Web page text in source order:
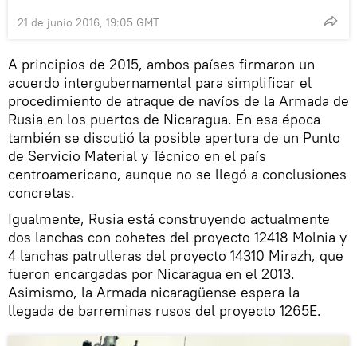
21 de junio 2016, 19:05 GMT
A principios de 2015, ambos países firmaron un
acuerdo intergubernamental para simplificar el
procedimiento de atraque de navíos de la Armada de
Rusia en los puertos de Nicaragua. En esa época
también se discutió la posible apertura de un Punto
de Servicio Material y Técnico en el país
centroamericano, aunque no se llegó a conclusiones
concretas.
Igualmente, Rusia está construyendo actualmente
dos lanchas con cohetes del proyecto 12418 Molnia y
4 lanchas patrulleras del proyecto 14310 Mirazh, que
fueron encargadas por Nicaragua en el 2013.
Asimismo, la Armada nicaragüense espera la
llegada de barreminas rusos del proyecto 1265E.